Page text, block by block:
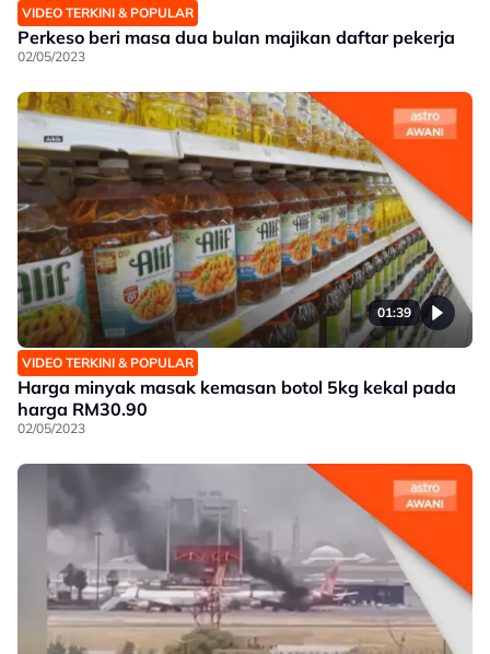
VIDEO TERKINI & POPULAR
Perkeso beri masa dua bulan majikan daftar pekerja
02/05/2023
01:39
VIDEO TERKINI & POPULAR
Harga minyak masak kemasan botol 5kg kekal pada
harga RM30.90
02/05/2023